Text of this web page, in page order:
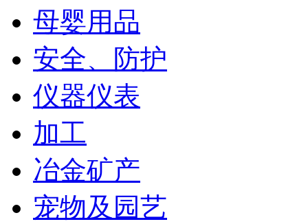
母婴用品
安全、防护
仪器仪表
加工
冶金矿产
宠物及园艺